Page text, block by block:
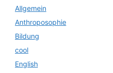
Allgemein
Anthroposophie
Bildung
cool
English